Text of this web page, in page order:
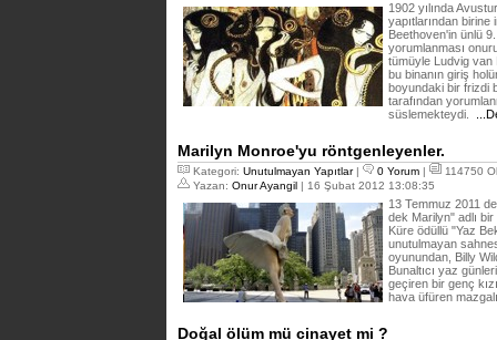
1902 yılında
yapıtlarından
Beethoven'in ünlü
yorumlanması
tümüyle Ludvig van
bu binanın giriş
boyundaki bir frizdi
tarafından
süslemekteydi.
Marilyn Monroe'yu röntgenleyenler.
Kategori: Unutulmayan Yapıtlar| 0 Yorum |
114750
Yazan: Onur Ayangil | 16 Şubat 2012 13:08:35
13 Temmuz 2011
dek Marilyn" adlı
Küre ödüllü "Yaz
unutulmayan
oyunundan, Billy
Bunaltıcı yaz
geçiren bir genç
hava üfüren
Doğal ölüm mü cinayet mi ?